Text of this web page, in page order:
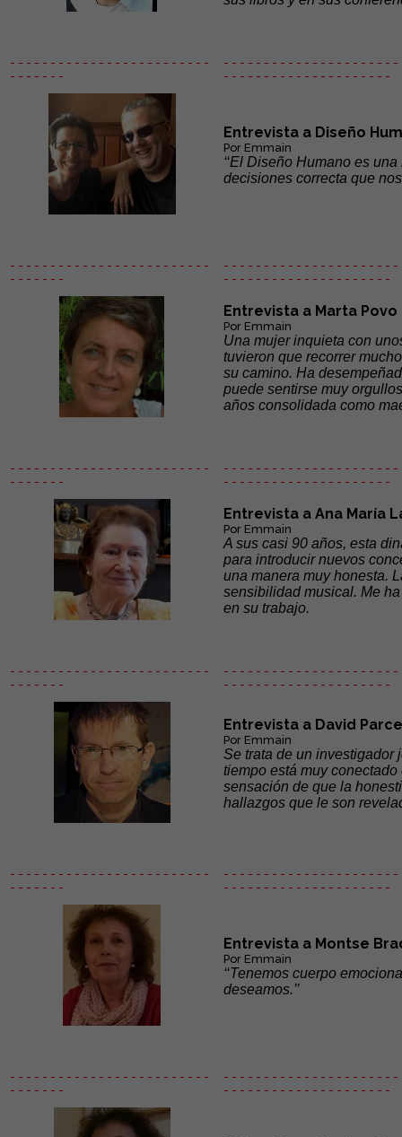
- - - - - - - - - - - - - - - - - - - - - - - - -
- - - - - - -
- - - - - - - - - - - - - - - - - - - - -
- - - - - - - - - - - - - - - - - - - - -
Entrevista a Diseño
Por Emmain
‘‘El Diseño Humano es
decisiones correcta que
- - - - - - - - - - - - - - - - - - - - - - - - -
- - - - - - -
- - - - - - - - - - - - - - - - - - - - -
- - - - - - - - - - - - - - - - - - - - -
Entrevista a Marta Povo
Por Emmain
Una mujer inquieta con
tuvieron que recorrer
su camino. Ha
puede sentirse muy
años consolidada como
- - - - - - - - - - - - - - - - - - - - - - - - -
- - - - - - -
- - - - - - - - - - - - - - - - - - - - -
- - - - - - - - - - - - - - - - - - - - -
Entrevista a Ana María
Por Emmain
A sus casi 90 años, esta
para introducir nuevos
una manera muy honesta.
sensibilidad musical. Me
en su trabajo.
- - - - - - - - - - - - - - - - - - - - - - - - -
- - - - - - -
- - - - - - - - - - - - - - - - - - - - -
- - - - - - - - - - - - - - - - - - - - -
Entrevista a David
Por Emmain
Se trata de un investigador
tiempo está muy
sensación de que la
hallazgos que le son
- - - - - - - - - - - - - - - - - - - - - - - - -
- - - - - - -
- - - - - - - - - - - - - - - - - - - - -
- - - - - - - - - - - - - - - - - - - - -
Entrevista a Montse
Por Emmain
‘‘Tenemos cuerpo
deseamos.’’
- - - - - - - - - - - - - - - - - - - - - - - - -
- - - - - - -
- - - - - - - - - - - - - - - - - - - - -
- - - - - - - - - - - - - - - - - - - - -